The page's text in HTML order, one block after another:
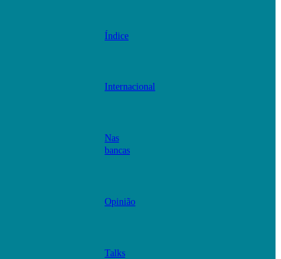
Índice
Internacional
Nas
bancas
Opinião
Talks